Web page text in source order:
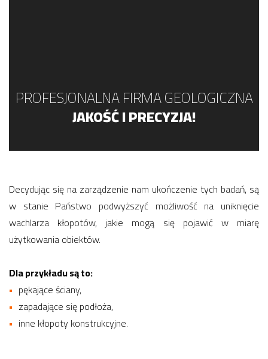
PROFESJONALNA FIRMA GEOLOGICZNA
JAKOŚĆ I PRECYZJA!
Decydując się na zarządzenie nam ukończenie tych badań, są
w stanie Państwo podwyższyć możliwość na uniknięcie
wachlarza kłopotów, jakie mogą się pojawić w miarę
użytkowania obiektów.
Dla przykładu są to:
pękające ściany,
zapadające się podłoża,
inne kłopoty konstrukcyjne.